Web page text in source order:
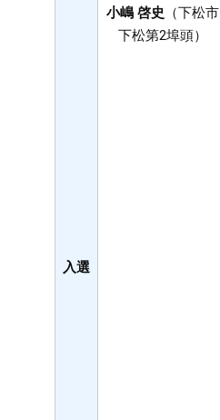
入選
小嶋 啓史 （下松市
下松第2埠頭）